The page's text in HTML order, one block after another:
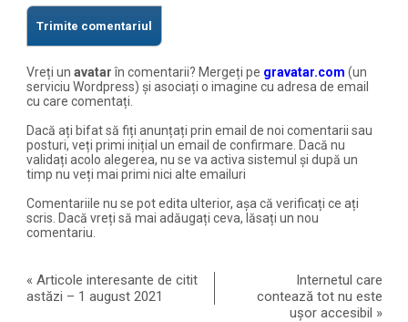
Vreți unavatarîn comentarii? Mergeți pe gravatar.com (un
serviciu Wordpress) și asociați o imagine cu adresa de email
cu care comentați.
Dacă ați bifat să fiți anunțați prin email de noi comentarii sau
posturi, veți primi inițial un email de confirmare. Dacă nu
validați acolo alegerea, nu se va activa sistemul și după un
timp nu veți mai primi nici alte emailuri
Comentariile nu se pot edita ulterior, așa că verificați ce ați
scris. Dacă vreți să mai adăugați ceva, lăsați un nou
comentariu.
«Articole interesante de citit
astăzi – 1 august 2021
Internetul care
contează tot nu este
ușor accesibil »